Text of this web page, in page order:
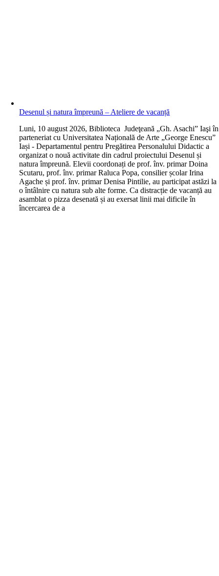
Desenul și natura împreună – Ateliere de vacanță
Luni, 10 august 2026, Biblioteca Judeţeană „Gh. Asachi” Iaşi în
parteneriat cu Universitatea Națională de Arte „George Enescu”
Iași - Departamentul pentru Pregătirea Personalului Didactic a
organizat o nouă activitate din cadrul proiectului Desenul și
natura împreună. Elevii coordonați de prof. înv. primar Doina
Scutaru, prof. înv. primar Raluca Popa, consilier școlar Irina
Agache și prof. înv. primar Denisa Pintilie, au participat astăzi la
o întâlnire cu natura sub alte forme. Ca distracție de vacanță au
asamblat o pizza desenată și au exersat linii mai dificile în
încercarea de a